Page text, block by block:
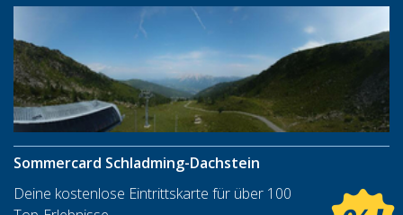
Sommercard Schladming-Dachstein
Deine kostenlose Eintrittskarte für über 100